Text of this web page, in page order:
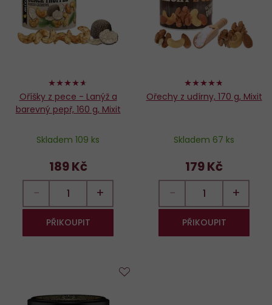
92%
Oříšky z pece - Lanýž a
barevný pepř, 160 g, Mixit
Skladem 109 ks
189 Kč
− +
PŘIKOUPIT
oblíbených
94%
Ořechy z udírny, 170 g, Mixit
Skladem 67 ks
179 Kč
− +
PŘIKOUPIT